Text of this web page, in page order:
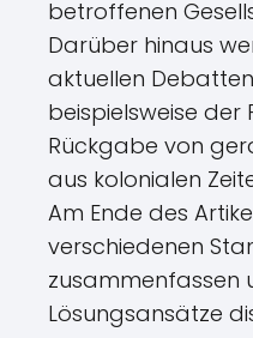
betroffenen
Darüber hinaus
aktuellen
beispielsweise der
Rückgabe von
aus kolonialen
Am Ende des
verschiedenen
zusammenfassen
Lösungsansätze